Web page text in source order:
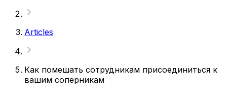
Articles
Как помешать сотрудникам присоединиться к
вашим соперникам